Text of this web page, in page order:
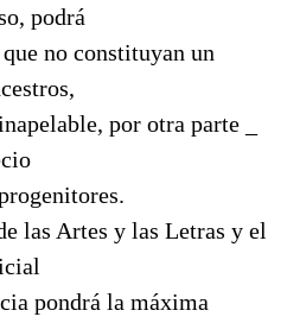
podrá
no constituyan un
por otra parte _
las Artes y las Letras y el
pondrá la máxima